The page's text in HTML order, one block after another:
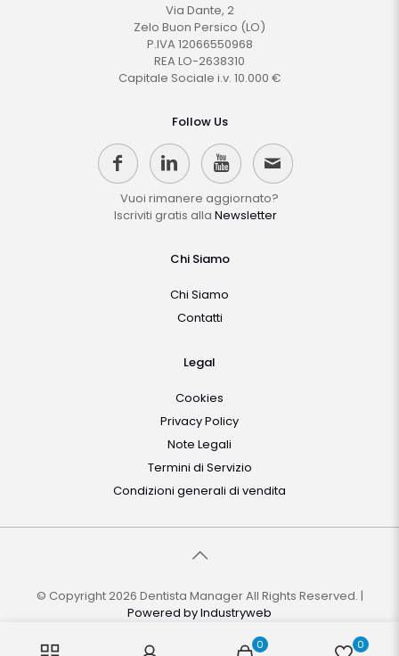
Via Dante, 2
Zelo Buon Persico (LO)
P.IVA 12066550968
REA LO-2638310
Capitale Sociale i.v. 10.000 €
Follow Us
Vuoi rimanere aggiornato?
Iscriviti gratis alla Newsletter
Chi Siamo
Chi Siamo
Contatti
Legal
Cookies
Privacy Policy
Note Legali
Termini di Servizio
Condizioni generali di vendita
© Copyright 2026 Dentista Manager All Rights Reserved. |
Powered byIndustryweb
0 0